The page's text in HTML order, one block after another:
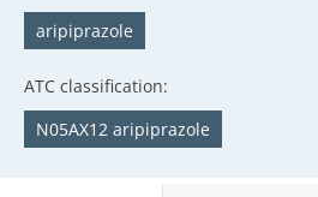
aripiprazole
ATC classification:
N05AX12 aripiprazole